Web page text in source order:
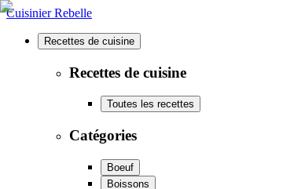
Cuisinier Rebelle
Recettes de cuisine
Recettes de cuisine
Toutes les recettes
Catégories
Boeuf
Boissons